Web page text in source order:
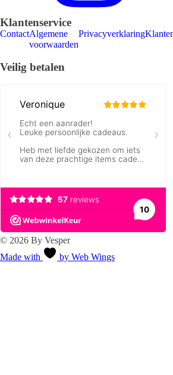
Klantenservice
ContactAlgemene
voorwaarden
Privacyverklaring
Veilig betalen
© 2026 By Vesper
Made with
by Web Wings